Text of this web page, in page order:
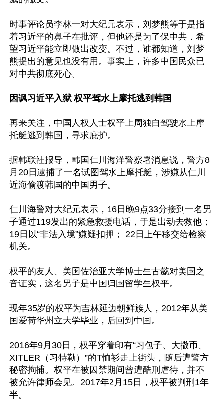
时事评论员李林一对大纪元表示，刘梦熊等于是指
着习近平的鼻子在批评，但他还是为了保中共，希
望习近平能立即做出改变。不过，谁都知道，刘梦
熊提出的意见也没有用。事实上，许多中国民众已
对中共彻底死心。
因讽习近平入狱 权平驾水上摩托逃到韩国
再来关注，中国人权人士权平上周独自驾驶水上摩
托艇逃到韩国，寻求庇护。
据韩联社报导，韩国仁川海洋警察署消息说，警方8
月20日逮捕了一名试图驾水上摩托艇，涉嫌从仁川
近海偷渡韩国的中国男子。
仁川海警对大纪元表示，16日晚9点33分接到一名男
子通过119发出的紧急救援电话，于是出动去救他；
19日以“非法入境”嫌疑扣押； 22日上午移交给检察
机关。
权平的友人、美国佐治亚大学博士生古懿对美国之
音证实，这名男子是中国归国留学生权平。
现年35岁的权平为吉林延边朝鲜族人，2012年从美
国爱荷华州立大学毕业，后回到中国。
2016年9月30日，权平穿着印有“习包子、大撒币、
XITLER（习特勒）”的T恤衫走上街头，随后遭警方
秘密拘捕。权平在被囚禁期间曾遭酷刑虐待，并不
被允许律师会见。2017年2月15日，权平被判刑1年
半。